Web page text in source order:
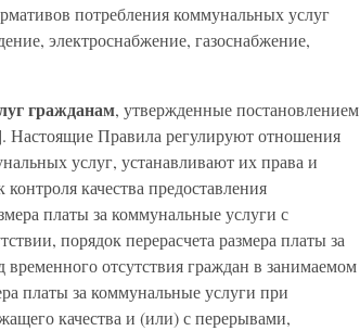
потребления коммунальных услуг
электроснабжение, газоснабжение,
гражданам, утвержденные постановлением
Правила регулируют отношения
услуг, устанавливают их права и
качества предоставления
платы за коммунальные услуги с
порядок перерасчета размера платы за
отсутствия граждан в занимаемом
платы за коммунальные услуги при
качества и (или) с перерывами,